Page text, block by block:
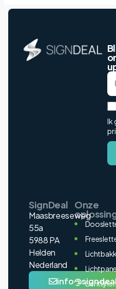
Ik
SignDeal
Maasbreeseweg
55a
5988 PA
Helden
Nederland
Onze
Lichtlijnen